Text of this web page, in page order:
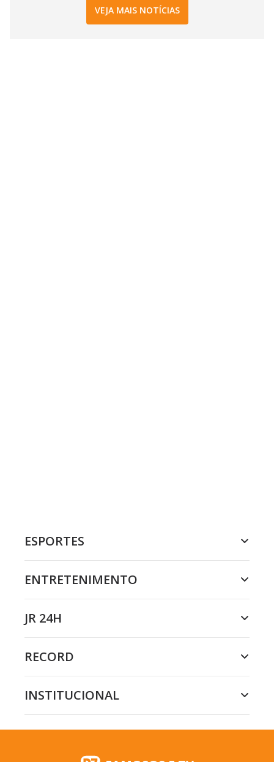
VEJA MAIS NOTÍCIAS
ESPORTES
ENTRETENIMENTO
JR 24H
RECORD
INSTITUCIONAL